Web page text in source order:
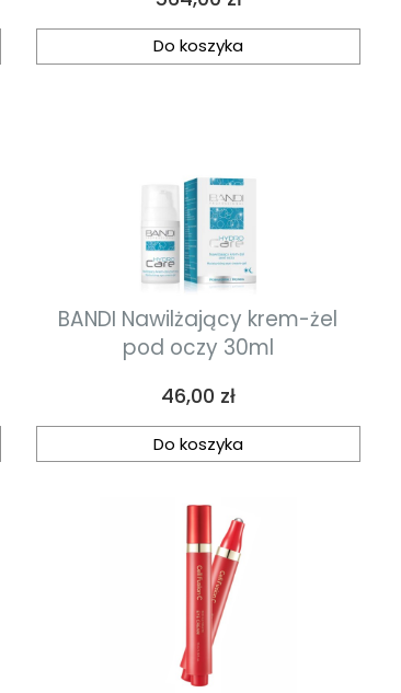
15ml
Do koszyka
BANDI Nawilżający krem-żel
pod oczy 30ml
Cena
46,00 zł
Do koszyka